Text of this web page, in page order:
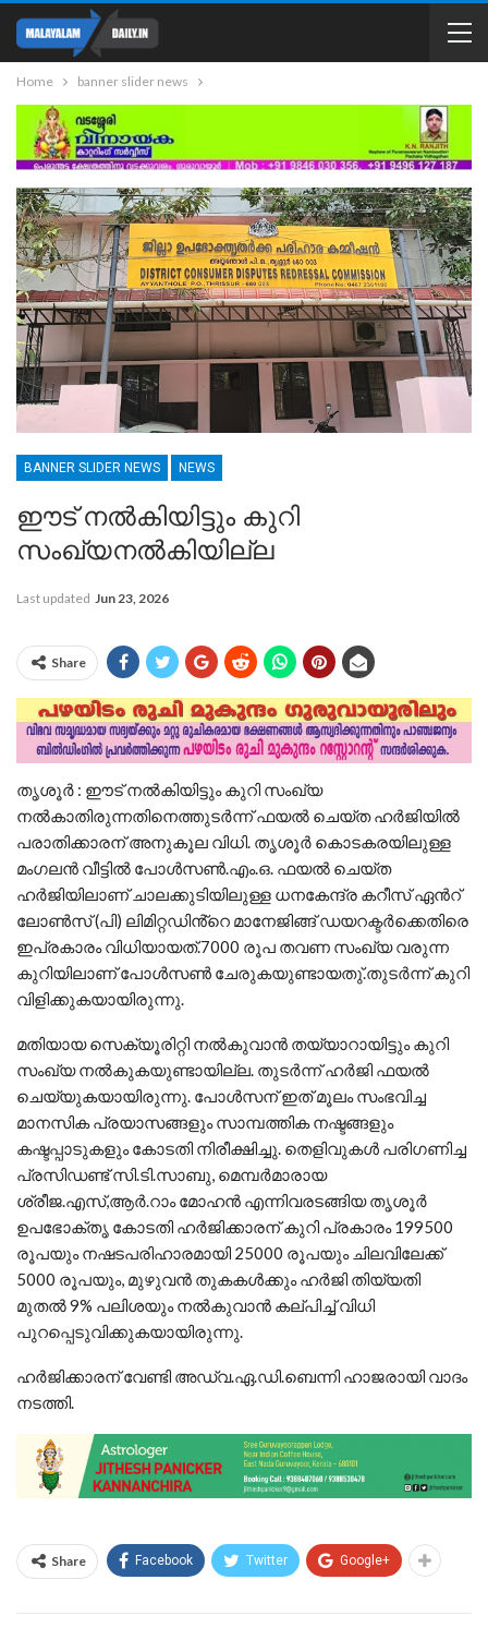
Home banner slider news
BANNER SLIDER NEWS NEWS
ഈട് നൽകിയിട്ടും കുറി
സംഖ്യനൽകിയില്ല
Last updated Jun 23, 2026
Share
തൃശൂർ : ഈട് നൽകിയിട്ടും കുറി സംഖ്യ
നൽകാതിരുന്നതിനെത്തുടർന്ന് ഫയൽ ചെയ്ത ഹർജിയിൽ
പരാതിക്കാരന് അനുകൂല വിധി. തൃശൂർ കൊടകരയിലുള്ള
മംഗലൻ വീട്ടിൽ പോൾസൺ.എം.ഒ. ഫയൽ ചെയ്ത
ഹർജിയിലാണ് ചാലക്കുടിയിലുള്ള ധനകേന്ദ്ര കറീസ് ഏൻറ്
ലോൺസ് (പി) ലിമിറ്റഡിൻ്റെ മാനേജിങ്ങ് ഡയറക്ടർക്കെതിരെ
ഇപ്രകാരം വിധിയായത്.7000 രൂപ തവണ സംഖ്യ വരുന്ന
കുറിയിലാണ് പോൾസൺ ചേരുകയുണ്ടായതു്.തുടർന്ന് കുറി
വിളിക്കുകയായിരുന്നു.
മതിയായ സെക്യൂരിറ്റി നൽകുവാൻ തയ്യാറായിട്ടും കുറി
സംഖ്യ നൽകുകയുണ്ടായില്ല. തുടർന്ന് ഹർജി ഫയൽ
ചെയ്യുകയായിരുന്നു. പോൾസന് ഇത് മൂലം സംഭവിച്ച
മാനസിക പ്രയാസങ്ങളും സാമ്പത്തിക നഷ്ടങ്ങളും
കഷ്ടപ്പാടുകളും കോടതി നിരീക്ഷിച്ചു. തെളിവുകൾ പരിഗണിച്ച
പ്രസിഡണ്ട് സി.ടി.സാബു, മെമ്പർമാരായ
ശ്രീജ.എസ്,ആർ.റാം മോഹൻ എന്നിവരടങ്ങിയ തൃശൂർ
ഉപഭോക്തൃ കോടതി ഹർജിക്കാരന് കുറി പ്രകാരം 199500
രൂപയും നഷടപരിഹാരമായി 25000 രൂപയും ചിലവിലേക്ക്
5000 രൂപയും, മുഴുവൻ തുകകൾക്കും ഹർജി തിയ്യതി
മുതൽ 9% പലിശയും നൽകുവാൻ കല്പിച്ച് വിധി
പുറപ്പെടുവിക്കുകയായിരുന്നു.
ഹർജിക്കാരന് വേണ്ടി അഡ്വ.ഏ.ഡി.ബെന്നി ഹാജരായി വാദം
നടത്തി.
Share Facebook Twitter Google+